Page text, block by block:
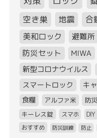
空き巣
地震 合
美和ロック
避難所
防災セット
MIWA
新型コロナウイルス
スマートロック
キ
食糧
アルファ米 防
キーレス錠 スマホ DIY
おすすめ
防災訓練 防止